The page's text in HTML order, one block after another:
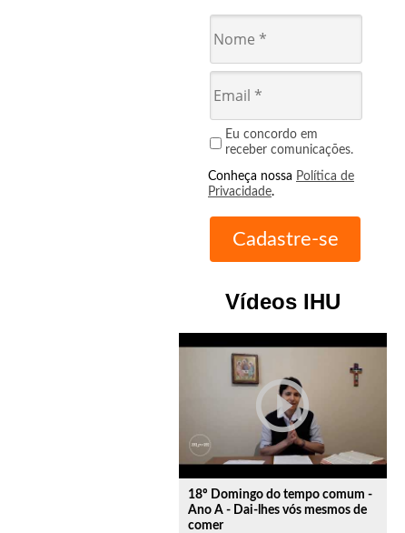
Eu concordo em
receber comunicações.
Conheça nossa Política de
Privacidade.
Vídeos IHU
play_circle_outline
18º Domingo do tempo comum -
Ano A - Dai-lhes vós mesmos de
comer